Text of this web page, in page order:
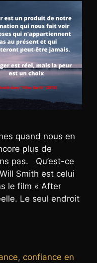
quand nous en
plus de
pas. Qu’est-ce
Smith est celui
le film « After
Le seul endroit
, confiance en